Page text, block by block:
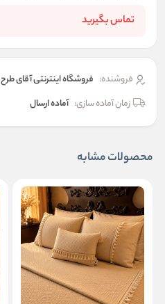
تماس بگیرید
فروشنده: فروشگاه اینترنتی آقای طرح
زمان آماده سازی: آماده ارسال
محصولات مشابه